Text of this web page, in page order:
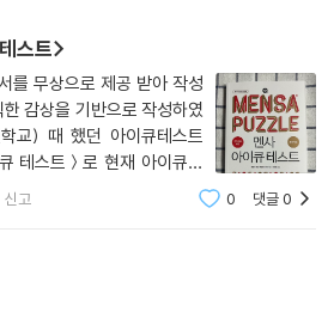
어지럽게 얽힌 도형, 뜻을 알 수 없는 알쏭
어진 것으로만 보인다. 하지만 이 문제들은
호기심을 자극하는 지적 놀이에 가깝다. 패
하면 문제가 술술 풀리는 기쁨을 맛볼 수 있
력, 반짝이는 아이디어와 창의적인 사고력
적인 두뇌유희로 아이들에게는 수리와 논리
게는 유쾌한 여가 활동, 노년층에는 치매를
재된 능력을 눈치채지 못했을 뿐, 개발하기
능력이 숨어 있는 사람일지도 모른다.
스트>
를 무상으로 제공 받아 작성
감상을 기반으로 작성하였
교) 때 했던 아이큐테스트
테스트＞로 현재 아이큐가
신청했는데 좋은 기회로 서
신고 0 댓글0